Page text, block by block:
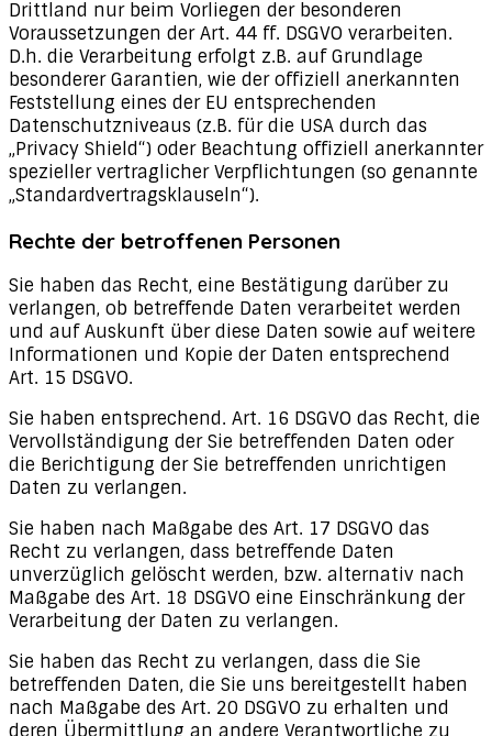
Drittland nur beim Vorliegen der besonderen
Voraussetzungen der Art. 44 ff. DSGVO verarbeiten.
D.h. die Verarbeitung erfolgt z.B. auf Grundlage
besonderer Garantien, wie der offiziell anerkannten
Feststellung eines der EU entsprechenden
Datenschutzniveaus (z.B. für die USA durch das
„Privacy Shield“) oder Beachtung offiziell anerkannter
spezieller vertraglicher Verpflichtungen (so genannte
„Standardvertragsklauseln“).
Rechte der betroffenen Personen
Sie haben das Recht, eine Bestätigung darüber zu
verlangen, ob betreffende Daten verarbeitet werden
und auf Auskunft über diese Daten sowie auf weitere
Informationen und Kopie der Daten entsprechend
Art. 15 DSGVO.
Sie haben entsprechend. Art. 16 DSGVO das Recht, die
Vervollständigung der Sie betreffenden Daten oder
die Berichtigung der Sie betreffenden unrichtigen
Daten zu verlangen.
Sie haben nach Maßgabe des Art. 17 DSGVO das
Recht zu verlangen, dass betreffende Daten
unverzüglich gelöscht werden, bzw. alternativ nach
Maßgabe des Art. 18 DSGVO eine Einschränkung der
Verarbeitung der Daten zu verlangen.
Sie haben das Recht zu verlangen, dass die Sie
betreffenden Daten, die Sie uns bereitgestellt haben
nach Maßgabe des Art. 20 DSGVO zu erhalten und